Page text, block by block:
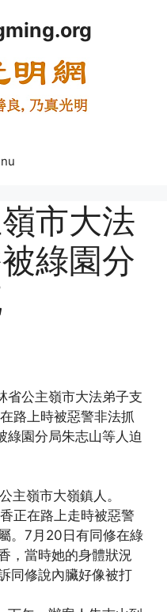
市大法
綠園分
省公主嶺市大法弟子支
路上時被惡警非法抓
綠園分局朱志山等人迫
主嶺市大嶺鎮人。
正在路上走時被惡警
。7月20日有同修在綠
，當時她的身體狀況
同修說內臟好像被打